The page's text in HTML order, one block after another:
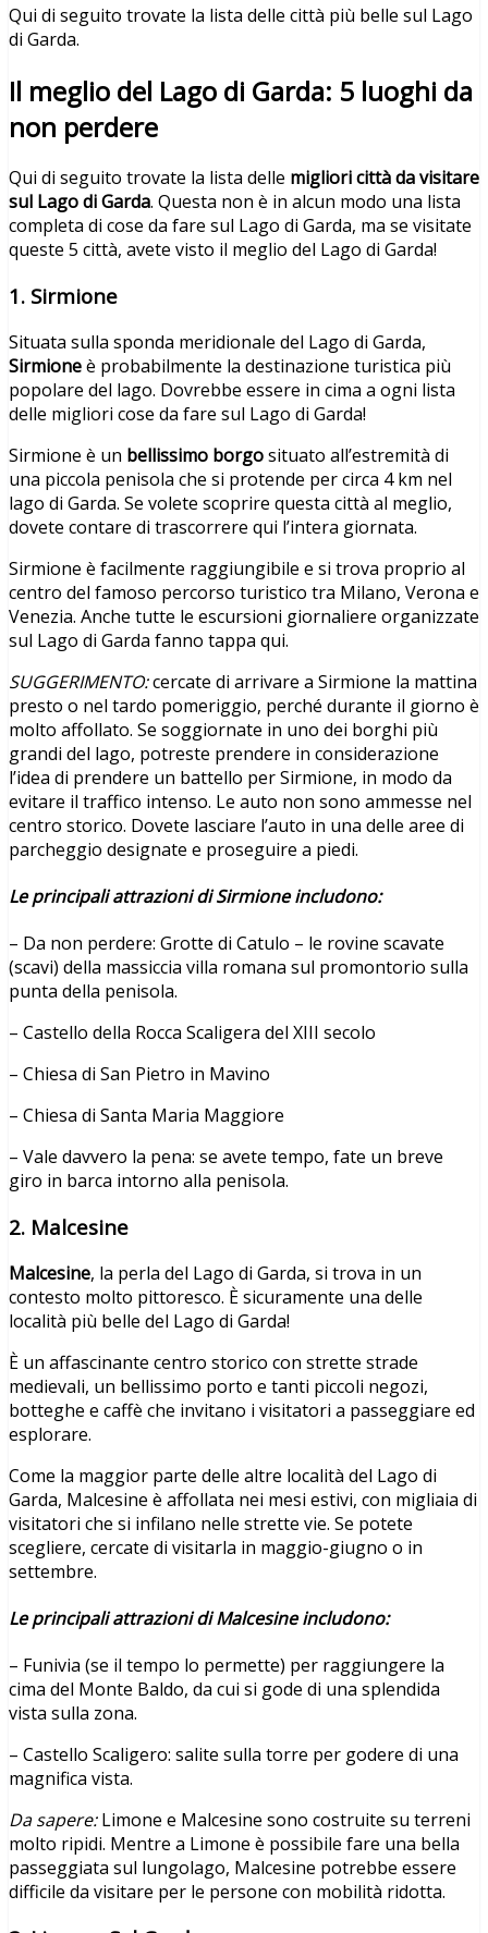
Qui di seguito trovate la lista delle città più belle sul Lago
di Garda.
Il meglio del Lago di Garda: 5 luoghi da
non perdere
Qui di seguito trovate la lista delle migliori città da visitare
sul Lago di Garda. Questa non è in alcun modo una lista
completa di cose da fare sul Lago di Garda, ma se visitate
queste 5 città, avete visto il meglio del Lago di Garda!
1. Sirmione
Situata sulla sponda meridionale del Lago di Garda,
Sirmioneè probabilmente la destinazione turistica più
popolare del lago. Dovrebbe essere in cima a ogni lista
delle migliori cose da fare sul Lago di Garda!
Sirmione è un bellissimo borgosituato all’estremità di
una piccola penisola che si protende per circa 4 km nel
lago di Garda. Se volete scoprire questa città al meglio,
dovete contare di trascorrere qui l’intera giornata.
Sirmione è facilmente raggiungibile e si trova proprio al
centro del famoso percorso turistico tra Milano, Verona e
Venezia. Anche tutte le escursioni giornaliere organizzate
sul Lago di Garda fanno tappa qui.
SUGGERIMENTO:cercate di arrivare a Sirmione la mattina
presto o nel tardo pomeriggio, perché durante il giorno è
molto affollato. Se soggiornate in uno dei borghi più
grandi del lago, potreste prendere in considerazione
l’idea di prendere un battello per Sirmione, in modo da
evitare il traffico intenso. Le auto non sono ammesse nel
centro storico. Dovete lasciare l’auto in una delle aree di
parcheggio designate e proseguire a piedi.
Le principali attrazioni di Sirmione includono:
– Da non perdere: Grotte di Catulo – le rovine scavate
(scavi) della massiccia villa romana sul promontorio sulla
punta della penisola.
– Castello della Rocca Scaligera del XIII secolo
– Chiesa di San Pietro in Mavino
– Chiesa di Santa Maria Maggiore
– Vale davvero la pena: se avete tempo, fate un breve
giro in barca intorno alla penisola.
2. Malcesine
Malcesine, la perla del Lago di Garda, si trova in un
contesto molto pittoresco. È sicuramente una delle
località più belle del Lago di Garda!
È un affascinante centro storico con strette strade
medievali, un bellissimo porto e tanti piccoli negozi,
botteghe e caffè che invitano i visitatori a passeggiare ed
esplorare.
Come la maggior parte delle altre località del Lago di
Garda, Malcesine è affollata nei mesi estivi, con migliaia di
visitatori che si infilano nelle strette vie. Se potete
scegliere, cercate di visitarla in maggio-giugno o in
settembre.
Le principali attrazioni di Malcesine includono:
– Funivia (se il tempo lo permette) per raggiungere la
cima del Monte Baldo, da cui si gode di una splendida
vista sulla zona.
– Castello Scaligero: salite sulla torre per godere di una
magnifica vista.
Da sapere:Limone e Malcesine sono costruite su terreni
molto ripidi. Mentre a Limone è possibile fare una bella
passeggiata sul lungolago, Malcesine potrebbe essere
difficile da visitare per le persone con mobilità ridotta.